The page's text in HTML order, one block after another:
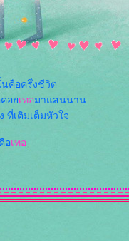
คือครึ่งชีวิต
คอเทอมาแสนนาน
ที่เติมเต็มหัวใจ
อเทอ